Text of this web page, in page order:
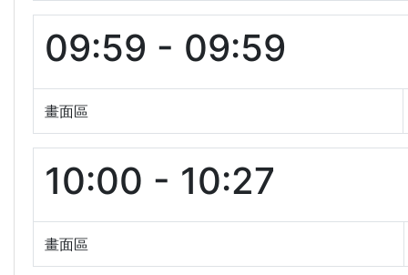
09:59 - 09:59
畫面區
10:00 - 10:27
畫面區